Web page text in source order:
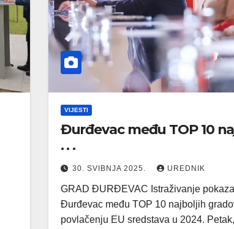
VIJESTI
Đurđevac među TOP 10
. . .
30. SVIBNJA 2025. UREDNIK
GRAD ĐURĐEVAC Istraživanje
Đurđevac među TOP 10 najboljih
povlačenju EU sredstava u 2024.